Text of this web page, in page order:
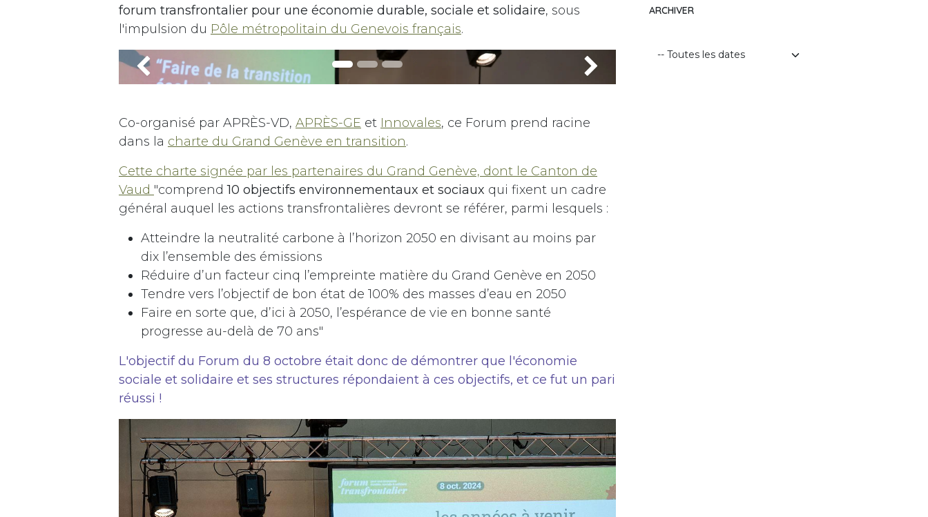
forum transfrontalier pour une économie durable, sociale et solidaire, sous
l'impulsion du Pôle métropolitain du Genevois français.
Précédent
Co-organisé par APRÈS-VD, APRÈS-GE et Innovales, ce Forum prend racine
dans la charte du Grand Genève en transition.
Cette charte signée par les partenaires du Grand Genève, dont le Canton de
Vaud "comprend 10 objectifs environnementaux et sociaux qui fixent un cadre
général auquel les actions transfrontalières devront se référer, parmi lesquels :
Atteindre la neutralité carbone à l’horizon 2050 en divisant au moins par
dix l’ensemble des émissions
Réduire d’un facteur cinq l’empreinte matière du Grand Genève en 2050
Tendre vers l’objectif de bon état de 100% des masses d’eau en 2050
Faire en sorte que, d’ici à 2050, l’espérance de vie en bonne santé
progresse au-delà de 70 ans"
L'objectif du Forum du 8 octobre était donc de démontrer que l'économie
sociale et solidaire et ses structures répondaient à ces objectifs, et ce fut un pari
réussi !
ARCHIVER